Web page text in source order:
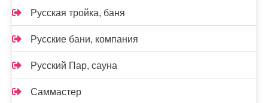
Русская тройка, баня
Русские бани, компания
Русский Пар, сауна
Саммастер